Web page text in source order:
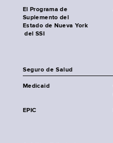
El Programa de
Suplemento del
Estado de Nueva York
del SSI
Seguro de Salud
Medicaid
EPIC